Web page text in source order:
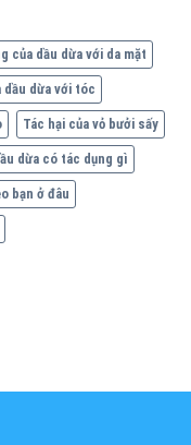
của dầu dừa với da mặt
dầu dừa với tóc
Tác hại của vỏ bưởi sấy
dừa có tác dụng gì
bạn ở đâu